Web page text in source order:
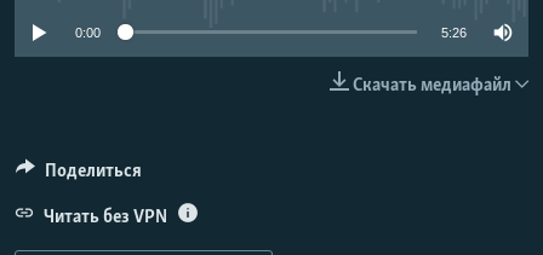
Вернутся
КАВКАЗ.РЕАЛИИ
РАСПИСАНИЕ ВЕЩАНИЯ
ПОДПИШИТЕСЬ НА РАССЫЛКУ
0:00 5:26
Скачать медиафайл
Поделиться
Читать без VPN